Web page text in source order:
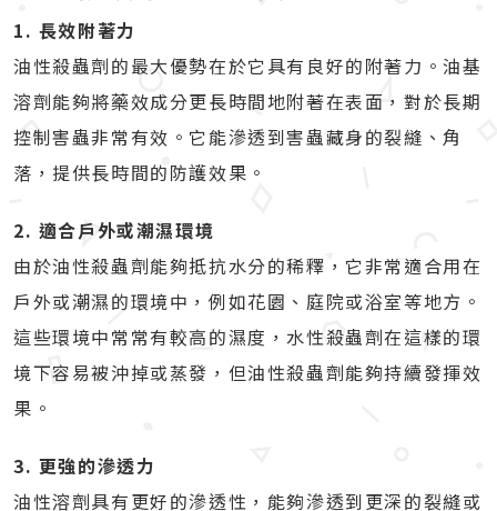
1. 長效附著力
油性殺蟲劑的最大優勢在於它具有良好的附著力。油基
溶劑能夠將藥效成分更長時間地附著在表面，對於長期
控制害蟲非常有效。它能滲透到害蟲藏身的裂縫、角
落，提供長時間的防護效果。
2. 適合戶外或潮濕環境
由於油性殺蟲劑能夠抵抗水分的稀釋，它非常適合用在
戶外或潮濕的環境中，例如花園、庭院或浴室等地方。
這些環境中常常有較高的濕度，水性殺蟲劑在這樣的環
境下容易被沖掉或蒸發，但油性殺蟲劑能夠持續發揮效
果。
3. 更強的滲透力
油性溶劑具有更好的滲透性，能夠滲透到更深的裂縫或